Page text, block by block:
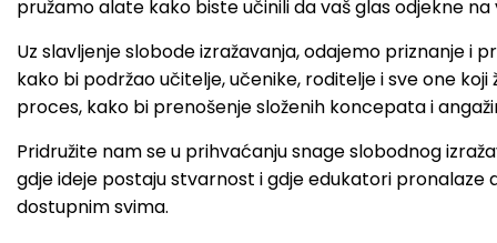
pružamo alate kako biste učinili da vaš glas odjekne na
Uz slavljenje slobode izražavanja, odajemo priznanje i
kako bi podržao učitelje, učenike, roditelje i sve one
proces, kako bi prenošenje složenih koncepata i
Pridružite nam se u prihvaćanju snage slobodnog
gdje ideje postaju stvarnost i gdje edukatori pronalaze
dostupnim svima.